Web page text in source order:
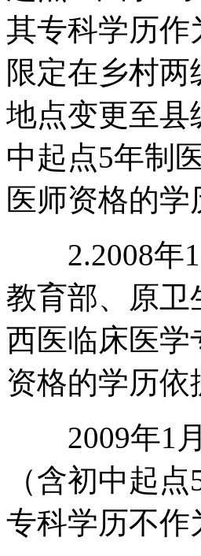
其专科学历作
限定在乡村
地点变更至县
中起点5年制
医师资格的学
2.2008年12
教育部、原卫
西医临床医学
资格的学历依
2009年1月
（含初中起
专科学历不作